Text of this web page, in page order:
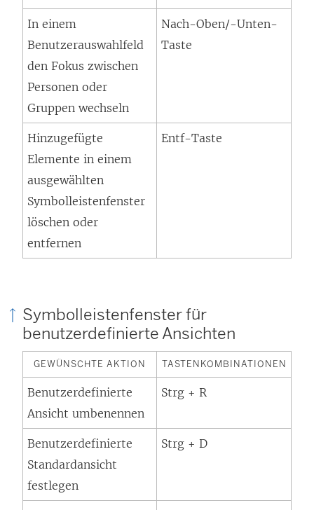
In einem
Benutzerauswahlfeld
den Fokus zwischen
Personen oder
Gruppen wechseln
Nach-Oben/-Unten-
Taste
Hinzugefügte
Elemente in einem
ausgewählten
Symbolleistenfenster
löschen oder
entfernen
Entf-Taste
Symbolleistenfenster für
benutzerdefinierte Ansichten
GEWÜNSCHTE AKTION TASTENKOMBINATIONEN
Benutzerdefinierte
Ansicht umbenennen
Strg + R
Benutzerdefinierte
Standardansicht
festlegen
Strg + D